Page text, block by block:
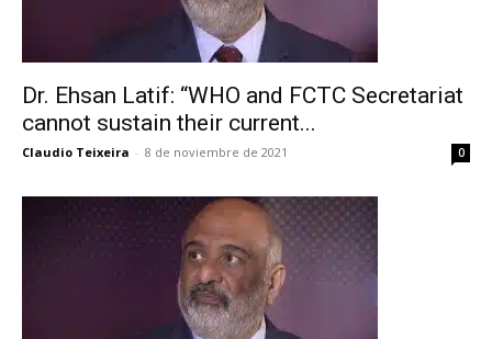
No te pierdas de las
últimas noticias
Suscríbete a nuestro boletín diario y
recibe todas las noticias del vapeo y la
electrónico.
Subscribe to our daily clipping and
receive all the news of vaping and
tobacco harm reduction in your email.
Dr. Ehsan Latif: “WHO and FCTC Secretariat
cannot sustain their current...
Claudio Teixeira - 8 de noviembre de 2021 0